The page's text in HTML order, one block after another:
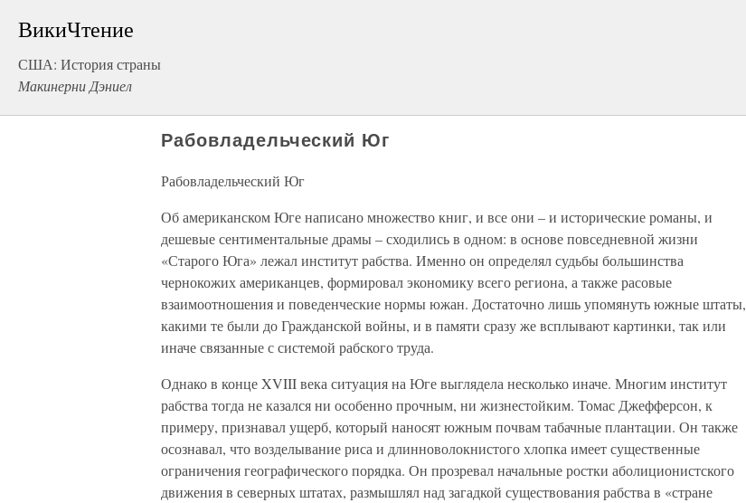
ВикиЧтение
США: История страны
Макинерни Дэниел
Рабовладельческий Юг
Рабовладельческий Юг
Об американском Юге написано множество книг, и все они – и исторические романы, и
дешевые сентиментальные драмы – сходились в одном: в основе повседневной жизни
«Старого Юга» лежал институт рабства. Именно он определял судьбы большинства
чернокожих американцев, формировал экономику всего региона, а также расовые
взаимоотношения и поведенческие нормы южан. Достаточно лишь упомянуть южные штаты,
какими те были до Гражданской войны, и в памяти сразу же всплывают картинки, так или
иначе связанные с системой рабского труда.
Однако в конце XVIII века ситуация на Юге выглядела несколько иначе. Многим институт
рабства тогда не казался ни особенно прочным, ни жизнестойким. Томас Джефферсон, к
примеру, признавал ущерб, который наносят южным почвам табачные плантации. Он также
осознавал, что возделывание риса и длинноволокнистого хлопка имеет существенные
ограничения географического порядка. Он прозревал начальные ростки аболиционистского
движения в северных штатах, размышлял над загадкой существования рабства в «стране